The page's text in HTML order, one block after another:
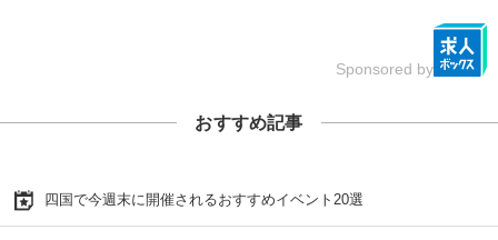
Sponsored by
おすすめ記事
四国で今週末に開催されるおすすめイベント20選